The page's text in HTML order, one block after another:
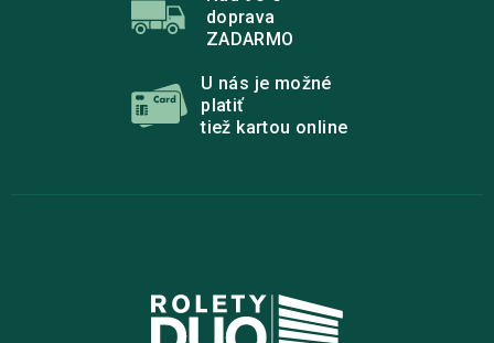
doprava
ZADARMO
U nás je možné
platiť
tiež kartou online